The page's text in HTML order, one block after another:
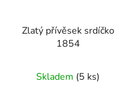
Zlatý přívěsek srdíčko
1854
Skladem (5 ks)